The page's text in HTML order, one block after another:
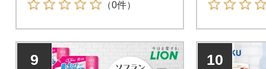
（0件）
9 10